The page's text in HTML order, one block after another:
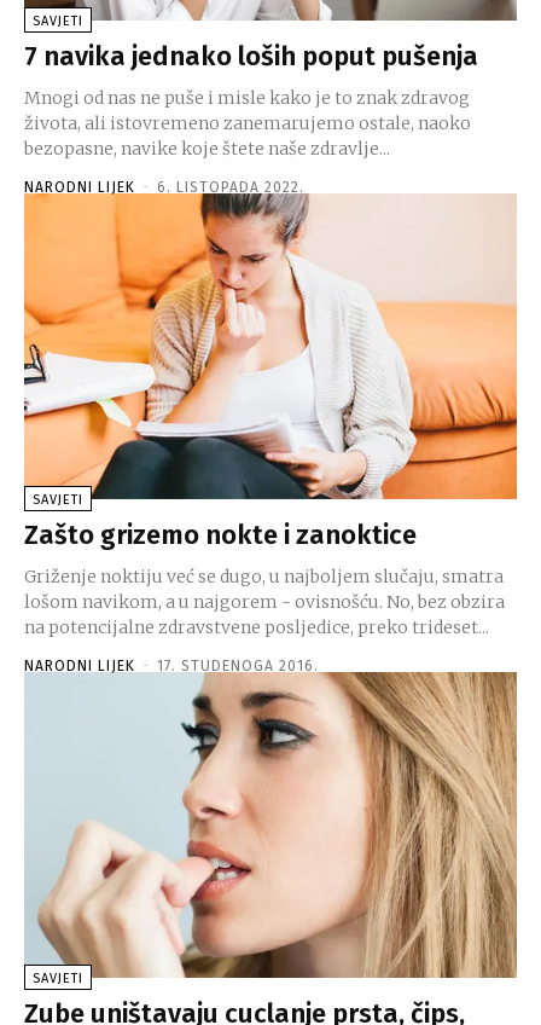
SAVJETI
7 navika jednako loših poput pušenja
Mnogi od nas ne puše i misle kako je to znak zdravog
života, ali istovremeno zanemarujemo ostale, naoko
bezopasne, navike koje štete naše zdravlje...
NARODNI LIJEK - 6. LISTOPADA 2022.
SAVJETI
Zašto grizemo nokte i zanoktice
Griženje noktiju već se dugo, u najboljem slučaju, smatra
lošom navikom, a u najgorem - ovisnošću. No, bez obzira
na potencijalne zdravstvene posljedice, preko trideset...
NARODNI LIJEK - 17. STUDENOGA 2016.
SAVJETI
Zube uništavaju cuclanje prsta, čips,